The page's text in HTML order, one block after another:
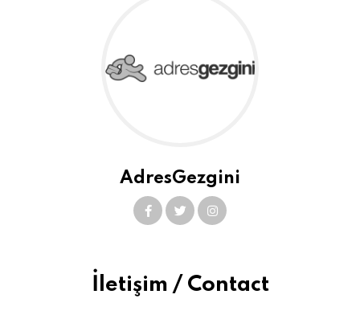
AdresGezgini
İletişim / Contact